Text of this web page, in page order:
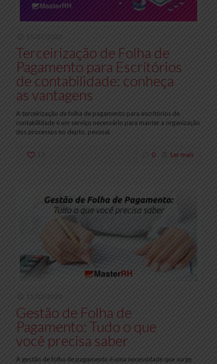
15/07/2020
Terceirização de Folha de
Pagamento para Escritórios
de contabilidade: conheça
as vantagens
A terceirização de folha de pagamento para escritórios de
contabilidade é um serviço necessário para manter a organização
dos processos no depto. pessoal.
15 0 Ler mais
11/02/2020
Gestão de Folha de
Pagamento: Tudo o que
você precisa saber
A gestão de folha de pagamento é uma necessidade que surge